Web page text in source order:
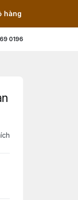
hàng
0196